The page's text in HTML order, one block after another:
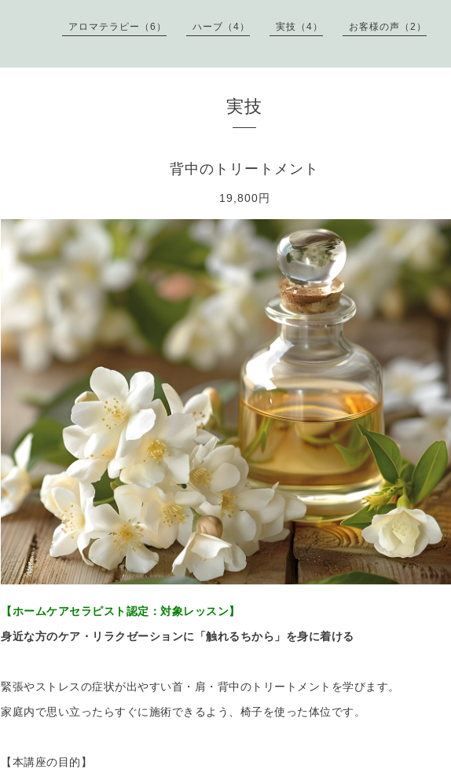
アロマテラピー（6） ハーブ（4） 実技（4） お客様の声（2）
実技
背中のトリートメント
19,800円
【ホームケアセラピスト認定：対象レッスン】
身近な方のケア・リラクゼーションに「触れるちから」を身に着ける
緊張やストレスの症状が出やすい首・肩・背中のトリートメントを学びます。
家庭内で思い立ったらすぐに施術できるよう、椅子を使った体位です。
【本講座の目的】